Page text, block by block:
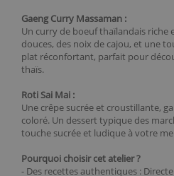
Gaeng Curry Massaman :
Un curry de boeuf thaïlandais riche
douces, des noix de cajou, et une
plat réconfortant, parfait pour
thaïs.
Roti Sai Mai :
Une crêpe sucrée et croustillante,
coloré. Un dessert typique des
touche sucrée et ludique à votre
Pourquoi choisir cet atelier ?
- Des recettes authentiques :